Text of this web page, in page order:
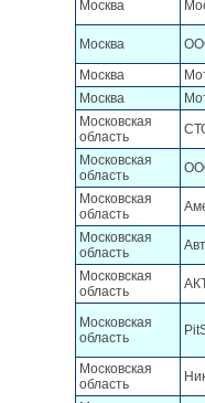
Москва
Москва
Москва
Москва
Московская
область
Московская
область
Московская
область
Московская
область
Московская
область
Московская
область
Московская
область